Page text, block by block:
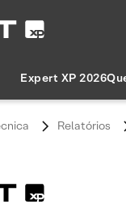
Expert XP 2026
Relatórios